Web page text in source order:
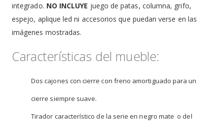
integrado. NO INCLUYE juego de patas, columna, grifo,
espejo, aplique led ni accesorios que puedan verse en las
imágenes mostradas.
Características del mueble:
Dos cajones con cierre con freno amortiguado para un
cierre siempre suave.
Tirador característico de la serie en negro mate o del